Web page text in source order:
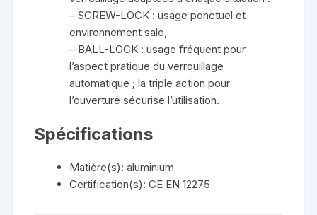
– SCREW-LOCK : usage ponctuel et
environnement sale,
– BALL-LOCK : usage fréquent pour
l’aspect pratique du verrouillage
automatique ; la triple action pour
l’ouverture sécurise l’utilisation.
Spécifications
Matière(s): aluminium
Certification(s): CE EN 12275